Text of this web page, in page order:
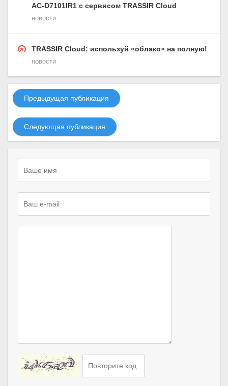
AC-D7101IR1 с сервисом TRASSIR Cloud
новости
TRASSIR Cloud: используй «облако» на полную!
новости
Предыдущая публикация
Следующая публикация